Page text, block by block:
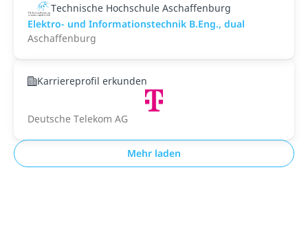
Technische Hochschule Aschaffenburg
Elektro- und Informationstechnik B.Eng., dual
Aschaffenburg
Karriereprofil erkunden
Deutsche Telekom AG
Mehr laden